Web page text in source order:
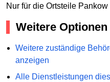
Nur für die Ortsteile
Weitere Optionen
Weitere zuständige
anzeigen
Alle Dienstleistungen